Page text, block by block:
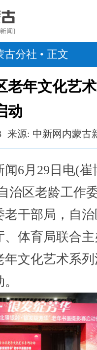
古分社 • 正文
老年文化艺
动
来源: 中新网内蒙古
6月29日电(崔
治区老龄工作
老干部局，自
体育局联合
文化艺术系